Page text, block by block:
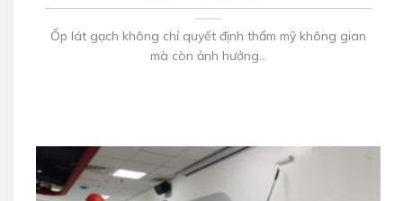
Ốp lát gạch không chỉ quyết định thẩm mỹ không gian
mà còn ảnh hưởng...